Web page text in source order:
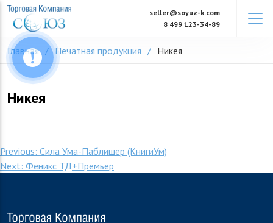
Skip
content
seller@soyuz-k.com
8 499 123-34-89
Главная Печатная продукция Никея
Никея
Навигация
по
Previous: Сила Ума-Паблишер (КнигиУм)
Next: Феникс ТД+Премьер